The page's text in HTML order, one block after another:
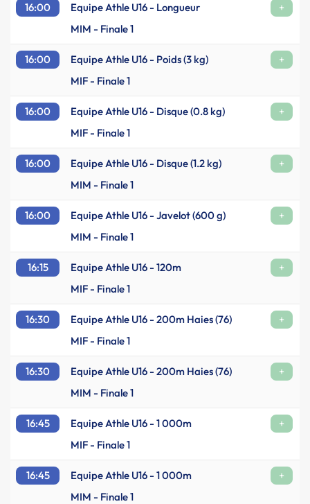
16:00 Equipe Athle U16 - Longueur
+
MIM - Finale 1
16:00 Equipe Athle U16 - Poids (3 kg)
+
MIF - Finale 1
16:00 Equipe Athle U16 - Disque (0.8 kg)
+
MIF - Finale 1
16:00 Equipe Athle U16 - Disque (1.2 kg)
+
MIM - Finale 1
16:00 Equipe Athle U16 - Javelot (600 g)
+
MIM - Finale 1
16:15 Equipe Athle U16 - 120m
+
MIF - Finale 1
16:30 Equipe Athle U16 - 200m Haies (76)
+
MIF - Finale 1
16:30 Equipe Athle U16 - 200m Haies (76)
+
MIM - Finale 1
16:45 Equipe Athle U16 - 1 000m
+
MIF - Finale 1
16:45 Equipe Athle U16 - 1 000m
+
MIM - Finale 1